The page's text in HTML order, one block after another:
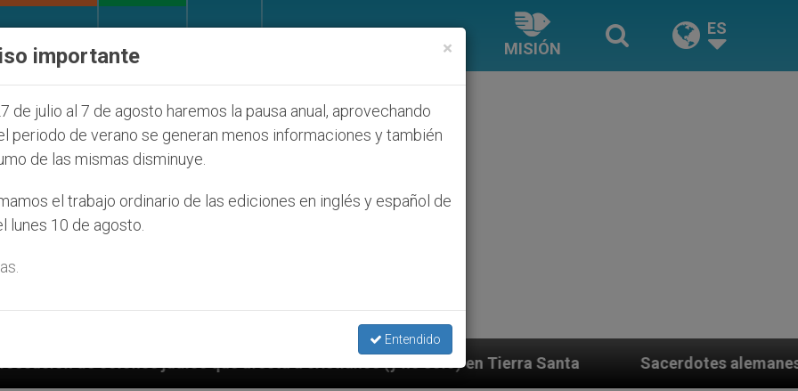
MISIÓN
ES
que afecta a cristianos (y no sólo) en Tierra Santa Sacerdotes alemanes fieles al Papa
×
importante
de julio al 7 de agosto haremos la pausa anual, aprovechando
periodo de verano se generan menos informaciones y también
de las mismas disminuye.
el trabajo ordinario de las ediciones en inglés y español de
lunes 10 de agosto.
Entendido